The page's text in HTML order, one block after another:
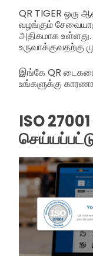
QR TIGER ஒரு
வழங்கும்
அதிகமாக உள்ளது.
உருவாக்குவதற்கு
இங்கே QR
உங்களுக்கு
ISO